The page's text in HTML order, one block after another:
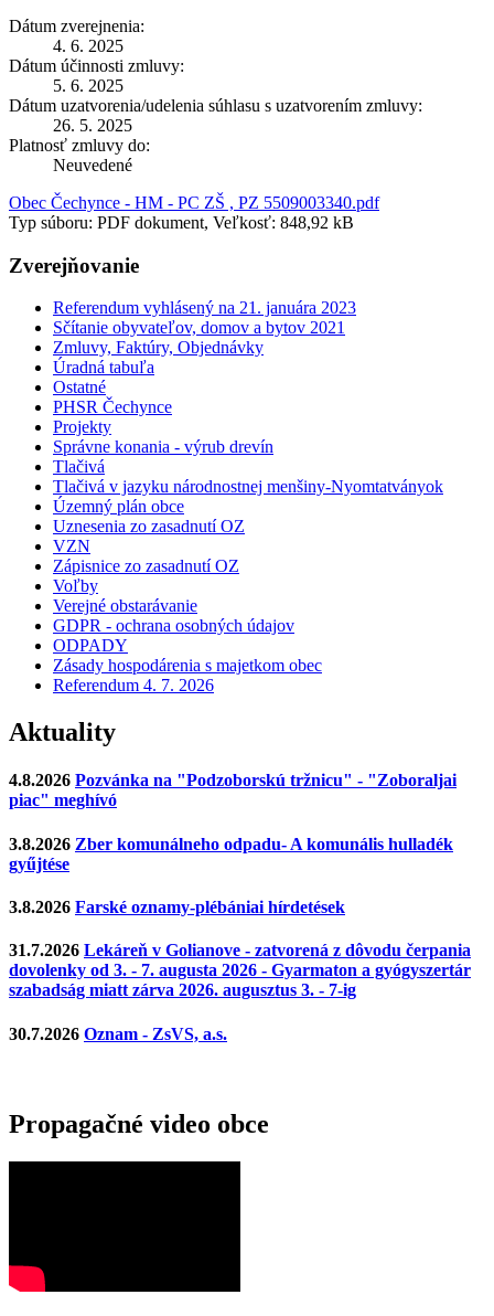
Dátum zverejnenia:
4. 6. 2025
Dátum účinnosti zmluvy:
5. 6. 2025
Dátum uzatvorenia/udelenia súhlasu s uzatvorením zmluvy:
26. 5. 2025
Platnosť zmluvy do:
Neuvedené
Obec Čechynce - HM - PC ZŠ , PZ 5509003340.pdf
Typ súboru: PDF dokument, Veľkosť: 848,92 kB
Zverejňovanie
Referendum vyhlásený na 21. januára 2023
Sčítanie obyvateľov, domov a bytov 2021
Zmluvy, Faktúry, Objednávky
Úradná tabuľa
Ostatné
PHSR Čechynce
Projekty
Správne konania - výrub drevín
Tlačivá
Tlačivá v jazyku národnostnej menšiny-Nyomtatványok
Územný plán obce
Uznesenia zo zasadnutí OZ
VZN
Zápisnice zo zasadnutí OZ
Voľby
Verejné obstarávanie
GDPR - ochrana osobných údajov
ODPADY
Zásady hospodárenia s majetkom obec
Referendum 4. 7. 2026
Aktuality
4.8.2026 Pozvánka na "Podzoborskú tržnicu" - "Zoboraljai
piac" meghívó
3.8.2026 Zber komunálneho odpadu- A komunális hulladék
gyűjtése
3.8.2026 Farské oznamy-plébániai hírdetések
31.7.2026 Lekáreň v Golianove - zatvorená z dôvodu čerpania
dovolenky od 3. - 7. augusta 2026 - Gyarmaton a gyógyszertár
szabadság miatt zárva 2026. augusztus 3. - 7-ig
30.7.2026 Oznam - ZsVS, a.s.
Propagačné video obce